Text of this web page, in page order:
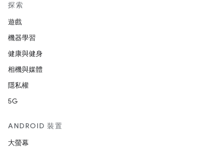
探索
遊戲
機器學習
健康與健身
相機與媒體
隱私權
5G
ANDROID 裝置
大螢幕